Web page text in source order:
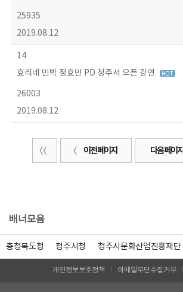
25935
2019.08.12
14
효리네 민박 정효민 PD 청주서 오픈 강연
26003
2019.08.12
이전 페이지 다음 페이지
배너모음
충청북도청 청주시청 청주시문화산업진흥재단
개인정보보호정책 이메일무단수집거부